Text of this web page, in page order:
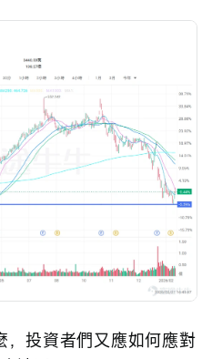
，投資者們又應如何應對